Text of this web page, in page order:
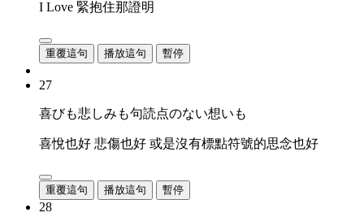
I Love 緊抱住那證明
重覆這句 播放這句 暫停
27
喜びも悲しみも句読点のない想いも
喜悅也好 悲傷也好 或是沒有標點符號的思念也好
重覆這句 播放這句 暫停
28